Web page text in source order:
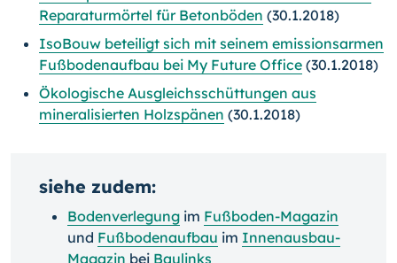
Reparaturmörtel für Betonböden (30.1.2018)
IsoBouw beteiligt sich mit seinem emissionsarmen
Fußbodenaufbau bei My Future Office (30.1.2018)
Ökologische Ausgleichsschüttungen aus
mineralisierten Holzspänen (30.1.2018)
siehe zudem:
Bodenverlegung im Fußboden-Magazin
und Fußbodenaufbau im Innenausbau-
Magazin bei Baulinks